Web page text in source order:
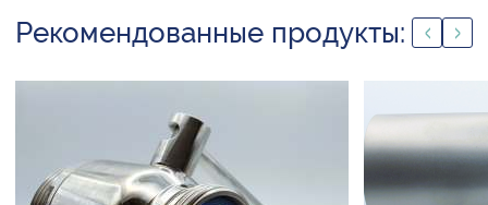
Рекомендованные продукты: